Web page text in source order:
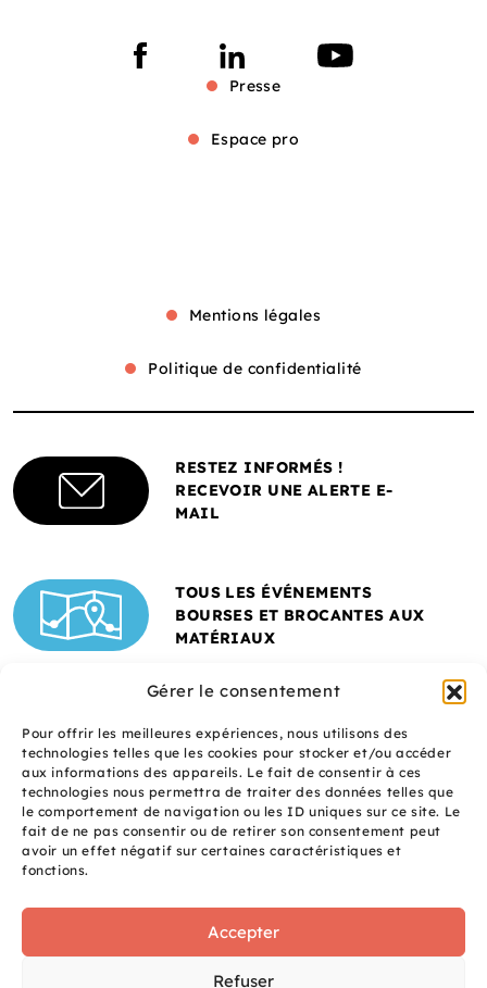
Gérer le consentement
Pour offrir les meilleures expériences, nous utilisons des
technologies telles que les cookies pour stocker et/ou accéder
aux informations des appareils. Le fait de consentir à ces
technologies nous permettra de traiter des données telles que
le comportement de navigation ou les ID uniques sur ce site. Le
fait de ne pas consentir ou de retirer son consentement peut
avoir un effet négatif sur certaines caractéristiques et
fonctions.
Accepter
Refuser
Presse
Espace pro
Mentions légales
Politique de confidentialité
RESTEZ INFORMÉS !
RECEVOIR UNE ALERTE E-
MAIL
TOUS LES ÉVÉNEMENTS
BOURSES ET BROCANTES AUX
MATÉRIAUX
Un site réalisé avec
siteSq